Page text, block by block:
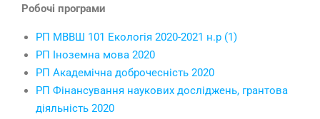
Робочі програми
РП МВВШ 101 Екологія 2020-2021 н.р (1)
РП Іноземна мова 2020
РП Академічна доброчесність 2020
РП Фінансування наукових досліджень, грантова
діяльність 2020